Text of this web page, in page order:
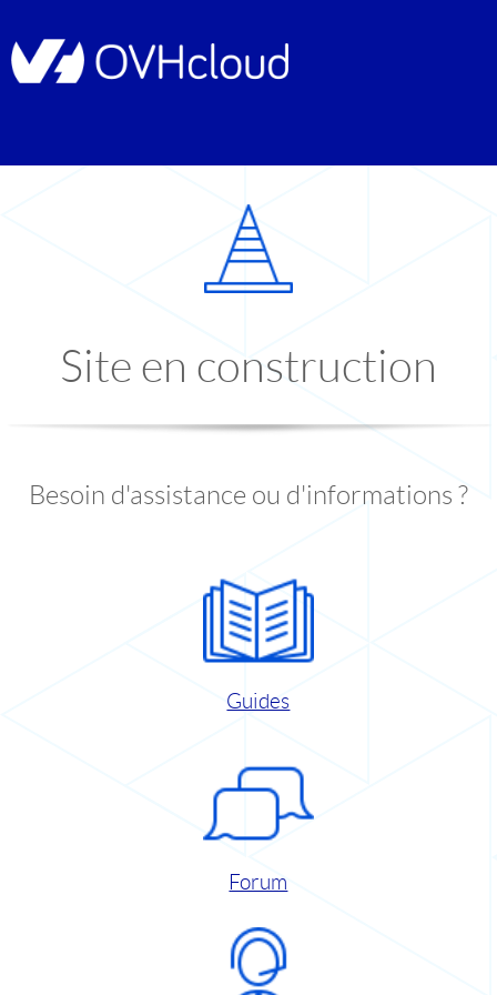
Site en construction
Besoin d'assistance ou d'informations ?
Guides
Forum